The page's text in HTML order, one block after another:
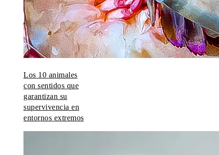
Los 10 animales
con sentidos que
garantizan su
supervivencia en
entornos extremos